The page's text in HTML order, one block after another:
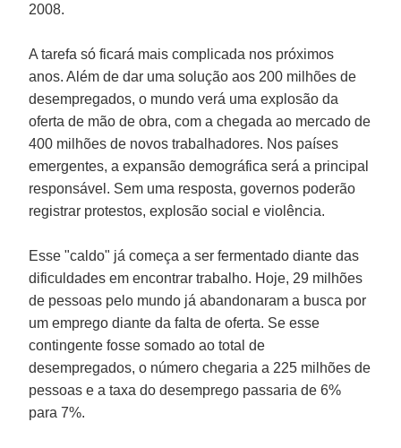
2008.
A tarefa só ficará mais complicada nos próximos
anos. Além de dar uma solução aos 200 milhões de
desempregados, o mundo verá uma explosão da
oferta de mão de obra, com a chegada ao mercado de
400 milhões de novos trabalhadores. Nos países
emergentes, a expansão demográfica será a principal
responsável. Sem uma resposta, governos poderão
registrar protestos, explosão social e violência.
Esse "caldo" já começa a ser fermentado diante das
dificuldades em encontrar trabalho. Hoje, 29 milhões
de pessoas pelo mundo já abandonaram a busca por
um emprego diante da falta de oferta. Se esse
contingente fosse somado ao total de
desempregados, o número chegaria a 225 milhões de
pessoas e a taxa do desemprego passaria de 6%
para 7%.